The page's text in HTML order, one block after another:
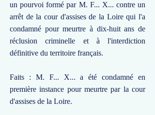
un pourvoi formé par M. F... X... contre un
arrêt de la cour d'assises de la Loire qui l'a
condamné pour meurtre à dix-huit ans de
réclusion criminelle et à l'interdiction
définitive du territoire français.
Faits : M. F... X... a été condamné en
première instance pour meurtre par la cour
d'assises de la Loire.